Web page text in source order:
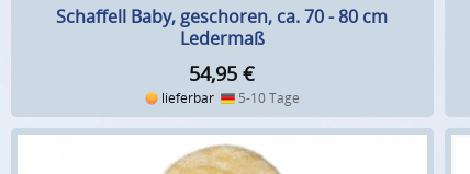
Schaffell Baby, geschoren, ca. 70 - 80 cm
Ledermaß
54,95 €
lieferbar 5-10 Tage